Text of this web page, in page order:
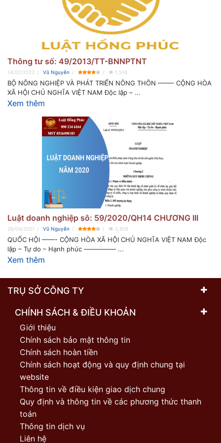
Thông tư số: 49/2013/TT-BNNPTNT
14/02/2022 Vũ Nguyễn 1,516
BỘ NÔNG NGHIỆP VÀ PHÁT TRIỂN NÔNG THÔN ——– CỘNG HÒA
XÃ HỘI CHỦ NGHĨA VIỆT NAM Độc lập – ...
Xem thêm
Luật doanh nghiệp sô: 59/2020/QH14 CHƯƠNG III
26/04/2021 Vũ Nguyễn 2,806
QUỐC HỘI ——- CỘNG HÒA XÃ HỘI CHỦ NGHĨA VIỆT NAM Độc
lập – Tự do – Hạnh phúc ————— ...
Xem thêm
TRỤ SỞ CÔNG TY
CHÍNH SÁCH & ĐIỀU KHOẢN
Giới thiệu
Chính sách bảo mật thông tin
Chính sách hoàn tiền
Chính sách hoạt động và quy định chung tại
website
Thông tin về điều kiện giao dịch chung
Quy định và thông tin về các phương thức thanh
toán
Thông tin dịch vụ
Liên hệ